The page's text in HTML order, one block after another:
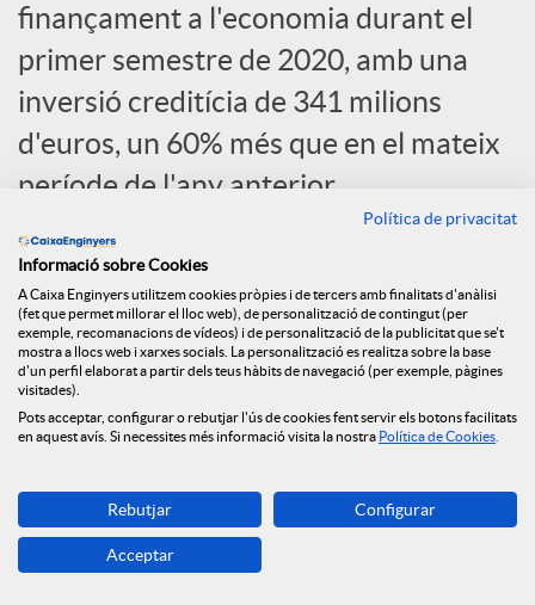
o
c
i
a
l
s
finançament a l'economia durant el
primer semestre de 2020, amb una
inversió creditícia de 341 milions
d'euros, un 60% més que en el mateix
període de l'any anterior.
Política de privacitat
Informació sobre Cookies
A Caixa Enginyers utilitzem cookies pròpies i de tercers amb finalitats d'anàlisi
(fet que permet millorar el lloc web), de personalització de contingut (per
exemple, recomanacions de vídeos) i de personalització de la publicitat que se't
mostra a llocs web i xarxes socials. La personalització es realitza sobre la base
d'un perfil elaborat a partir dels teus hàbits de navegació (per exemple, pàgines
visitades).
Pots acceptar, configurar o rebutjar l'ús de cookies fent servir els botons facilitats
en aquest avís. Si necessites més informació visita la nostra Política de Cookies
Rebutjar Configurar
Acceptar